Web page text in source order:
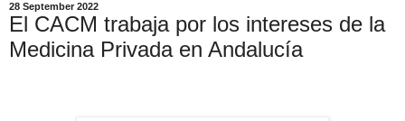
28 September 2022
El CACM trabaja por los intereses de la
Medicina Privada en Andalucía